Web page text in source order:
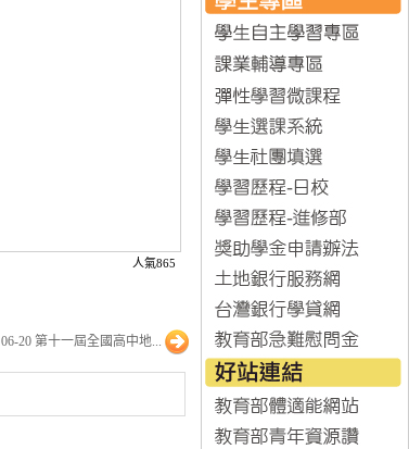
人氣865
06-20 第十一屆全國高中地...